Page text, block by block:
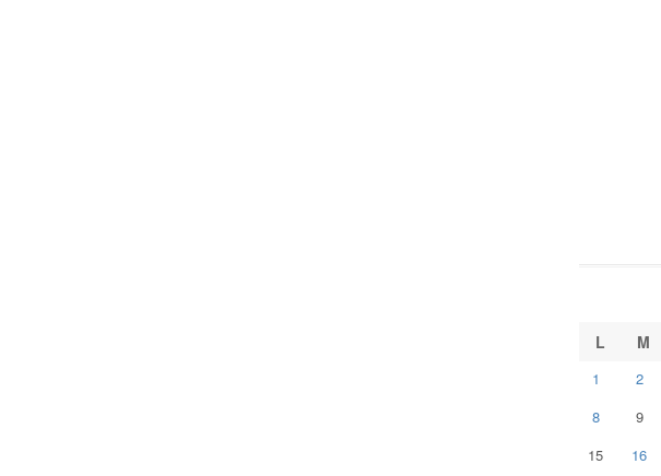
L
M
1 2
8
9
15
16